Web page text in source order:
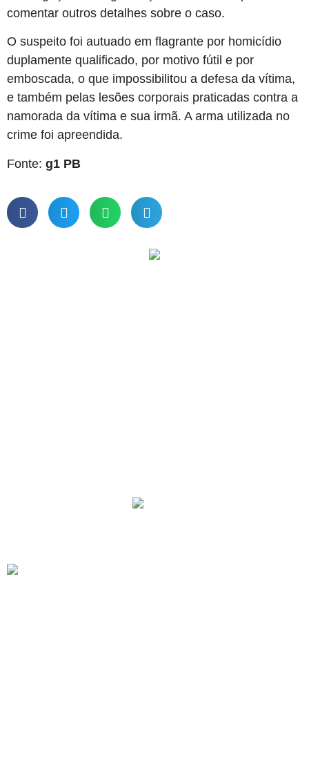
comentar outros detalhes sobre o caso.
O suspeito foi autuado em flagrante por homicídio
duplamente qualificado, por motivo fútil e por
emboscada, o que impossibilitou a defesa da vítima,
e também pelas lesões corporais praticadas contra a
namorada da vítima e sua irmã. A arma utilizada no
crime foi apreendida.
Fonte: g1 PB